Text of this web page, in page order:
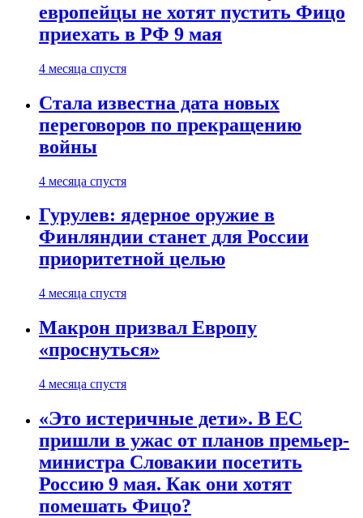
европейцы не хотят пустить Фицо
приехать в РФ 9 мая
4 месяца спустя
Стала известна дата новых
переговоров по прекращению
войны
4 месяца спустя
Гурулев: ядерное оружие в
Финляндии станет для России
приоритетной целью
4 месяца спустя
Макрон призвал Европу
«проснуться»
4 месяца спустя
«Это истеричные дети». В ЕС
пришли в ужас от планов премьер-
министра Словакии посетить
Россию 9 мая. Как они хотят
помешать Фицо?